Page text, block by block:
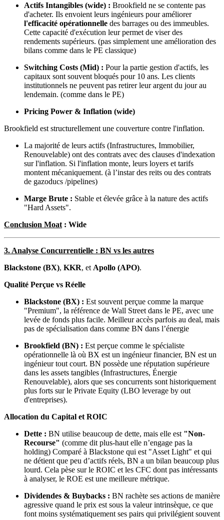
Actifs Intangibles (wide) : Brookfield ne se contente pas
d'acheter. Ils envoient leurs ingénieurs pour améliorer
l'efficacité opérationnelle des barrages ou des immeubles.
Cette capacité d'exécution leur permet de viser des
rendements supérieurs. (pas simplement une amélioration des
bilans comme dans le PE classique)
Switching Costs (Mid) : Pour la partie gestion d'actifs, les
capitaux sont souvent bloqués pour 10 ans. Les clients
institutionnels ne peuvent pas retirer leur argent du jour au
lendemain. (comme dans le PE)
Pricing Power & Inflation (wide)
Brookfield est structurellement une couverture contre l'inflation.
La majorité de leurs actifs (Infrastructures, Immobilier,
Renouvelable) ont des contrats avec des clauses d'indexation
sur l'inflation. Si l'inflation monte, leurs loyers et tarifs
montent mécaniquement. (à l’instar des reits ou des contrats
de gazoducs /pipelines)
Marge Brute : Stable et élevée grâce à la nature des actifs
"Hard Assets".
Conclusion Moat : Wide
3. Analyse Concurrentielle : BN vs les autres
Blackstone (BX), KKR, et Apollo (APO).
Qualité Perçue vs Réelle
Blackstone (BX) : Est souvent perçue comme la marque
"Premium", la référence de Wall Street dans le PE, avec une
levée de fonds plus facile. Meilleur accès parfois au deal, mais
pas de spécialisation dans comme BN dans l’énergie
Brookfield (BN) : Est perçue comme le spécialiste
opérationnelle là où BX est un ingénieur financier, BN est un
ingénieur tout court. BN possède une réputation supérieure
dans les assets tangibles (Infrastructures, Énergie
Renouvelable), alors que ses concurrents sont historiquement
plus forts sur le Private Equity (LBO leverage by out
d'entreprises).
Allocation du Capital et ROIC
Dette : BN utilise beaucoup de dette, mais elle est "Non-
Recourse" (comme dit plus-haut elle n’engage pas la
holding) Comparé à Blackstone qui est "Asset Light" et qui
ne détient que peu d’actifs réels, BN a un bilan beaucoup plus
lourd. Cela pèse sur le ROIC et les CFC dont pas intéressants
à analyser, le ROE est une meilleure métrique.
Dividendes & Buybacks : BN rachète ses actions de manière
agressive quand le prix est sous la valeur intrinsèque, ce que
font moins systématiquement ses pairs qui privilégient souvent